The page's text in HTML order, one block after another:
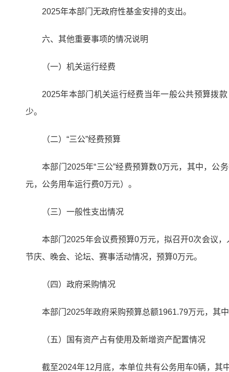
2025年本部门无政府性基金安排的支出。
六、其他重要事项的情况说明
（一）机关运行经费
2025年本部门机关运行经费当年一般公共预算
少。
（二）“三公”经费预算
本部门2025年“三公”经费预算数0万元，其中，公
元，公务用车运行费0万元）。
（三）一般性支出情况
本部门2025年会议费预算0万元，拟召开0次会议
节庆、晚会、论坛、赛事活动情况，预算0万元。
（四）政府采购情况
本部门2025年政府采购预算总额1961.79万元，其
（五）国有资产占有使用及新增资产配置情况
截至2024年12月底，本单位共有公务用车0辆，其